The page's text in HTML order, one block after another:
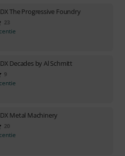
The Progressive Foundry
23
Decades by Al Schmitt
9
Metal Machinery
20